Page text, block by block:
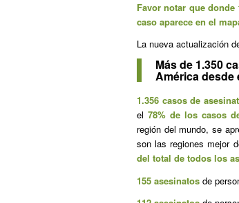
Favor notar que
caso aparece en el
La nueva actualización
Más de 1.350
América desde
1.356 casos de
el 78% de los casos
región del mundo, se
son las regiones mejor
del total de todos los
155 asesinatos de